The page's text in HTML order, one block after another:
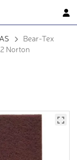
Bear-Tex
Norton